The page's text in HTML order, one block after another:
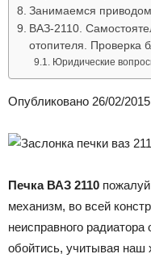
Занимаемся приводом
ВАЗ-2110.
отопителя. Проверка
Юридические
Опубликовано 26/02/
Печка ВАЗ 2110
механизм, во всей
неисправного
обойтись, учитывая